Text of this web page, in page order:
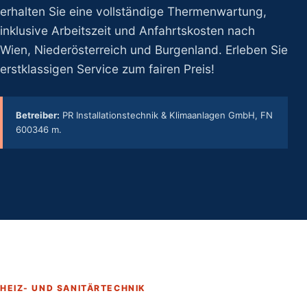
erhalten Sie eine vollständige Thermenwartung,
inklusive Arbeitszeit und Anfahrtskosten nach
Wien, Niederösterreich und Burgenland. Erleben Sie
erstklassigen Service zum fairen Preis!
Betreiber: PR Installationstechnik & Klimaanlagen GmbH, FN
600346 m.
HEIZ- UND SANITÄRTECHNIK